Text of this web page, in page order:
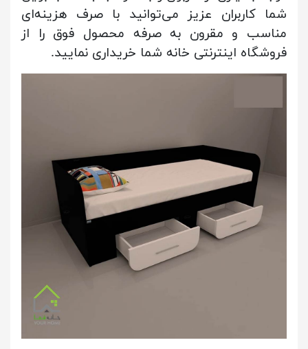
شما کاربران عزیز می‌توانید با صرف هزینه‌ای
مناسب و مقرون به صرفه محصول فوق را از
فروشگاه اینترنتی خانه شما خریداری نمایید.